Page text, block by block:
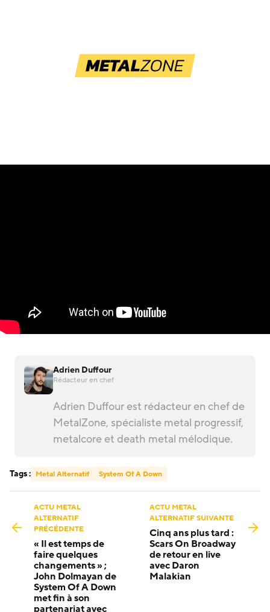
Adrien Duffour
Rédacteur en chef
Adrien Duffour est rédacteur en chef de
MetalZone, spécialiste metal progressif,
metalcore et death metal mélodique.
Tags : Metal Alternatif System Of A Down
ACTU METAL
ALTERNATIF
PRÉCÉDENTE
« Il est temps de
faire quelques
changements » ;
John Dolmayan de
System Of A Down
met fin à son
partenariat avec
ACTU METAL
ALTERNATIF SUIVANTE
Cinq ans plus tard :
Scars On Broadway
de retour en live
avec Daron
Malakian